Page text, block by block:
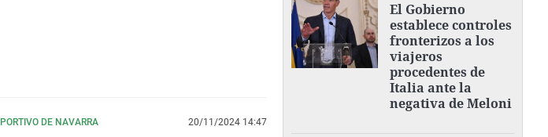
DE NAVARRA 20/11/2024 14:47
El Gobierno
establece controles
fronterizos a los
viajeros
procedentes de
Italia ante la
negativa de Meloni